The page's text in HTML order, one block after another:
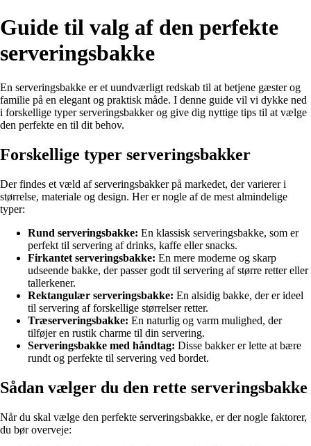
Guide til valg af den perfekte
serveringsbakke
En serveringsbakke er et uundværligt redskab til at betjene gæster og
familie på en elegant og praktisk måde. I denne guide vil vi dykke ned
i forskellige typer serveringsbakker og give dig nyttige tips til at vælge
den perfekte en til dit behov.
Forskellige typer serveringsbakker
Der findes et væld af serveringsbakker på markedet, der varierer i
størrelse, materiale og design. Her er nogle af de mest almindelige
typer:
Rund serveringsbakke: En klassisk serveringsbakke, som er
perfekt til servering af drinks, kaffe eller snacks.
Firkantet serveringsbakke: En mere moderne og skarp
udseende bakke, der passer godt til servering af større retter eller
tallerkener.
Rektangulær serveringsbakke: En alsidig bakke, der er ideel
til servering af forskellige størrelser retter.
Træserveringsbakke: En naturlig og varm mulighed, der
tilføjer en rustik charme til din servering.
Serveringsbakke med håndtag: Disse bakker er lette at bære
rundt og perfekte til servering ved bordet.
Sådan vælger du den rette serveringsbakke
Når du skal vælge den perfekte serveringsbakke, er der nogle faktorer,
du bør overveje: